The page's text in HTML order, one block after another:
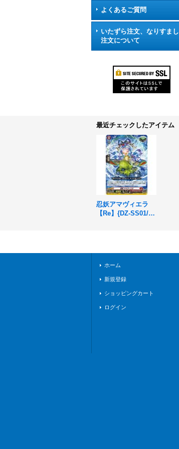
よくあるご質問
いたずら注文、なりすまし
注文について
最近チェックしたアイテム
忍妖アマヴィエラ
【Re】{DZ-SS01/Re
ホーム
新規登録
ショッピングカート
ログイン